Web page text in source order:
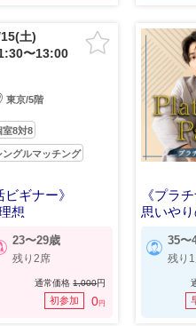
土)
〜13:00
東京/5階
室8対8
ングルマッチング
ギナー》
想
23〜29歳
残り2席
通常価格1,000円
初参加 0円
《プラ
思いや
35〜
残り